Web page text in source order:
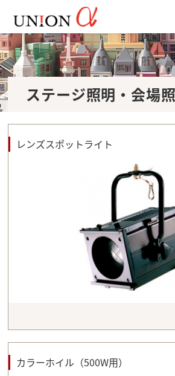
ステージ照明・会場
レンズスポットライト
カラーホイル（500W用）